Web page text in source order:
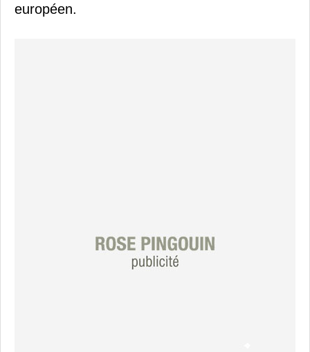
européen.